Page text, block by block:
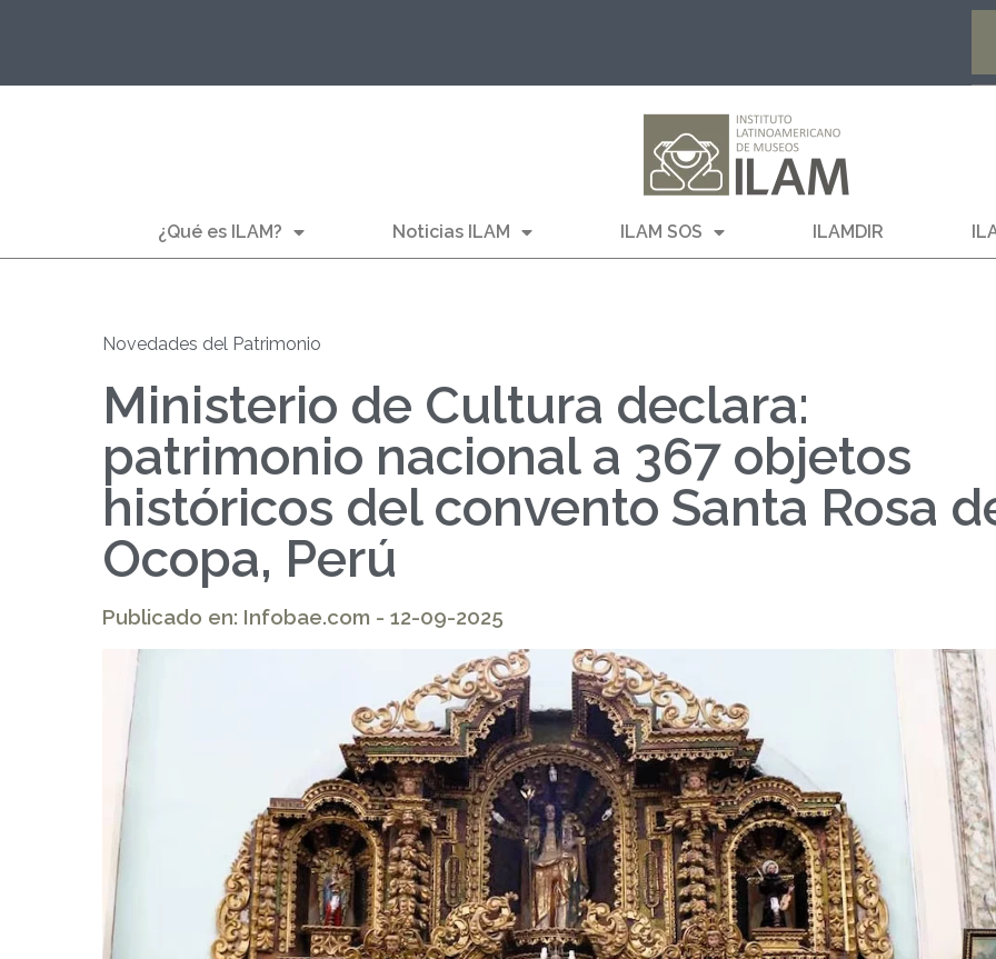
¿Qué es ILAM? Noticias ILAM ILAM SOS ILAMDIR
Novedades del Patrimonio
Ministerio de Cultura declara:
patrimonio nacional a 367 objetos
históricos del convento Santa Rosa
Ocopa, Perú
Publicado en: Infobae.com - 12-09-2025